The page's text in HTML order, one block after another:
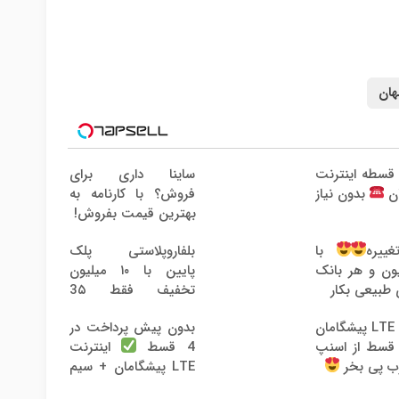
4 قسطه اینترنت
بدون نیاز
ساینا داری برای
فروش؟ با کارنامه به
بهترین قیمت بفروش!
با
و هر بانک
طبیعی بکار
بلفاروپلاستی پلک
پایین با ۱۰ میلیون
تخفیف فقط 3۵
اینترنت LTE پیشگامان
با 4 قسط از اسنپ
پی بخر
بدون پیش پرداخت در
4 قسط
اینترنت
LTE پیشگامان + سیم